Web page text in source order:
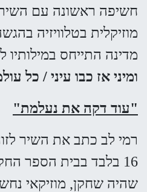
חשיפה ראשונה עם השיר
מוזיקלית בטלוויזיה
מדינה התייחס במילותיו
ומיני אז כבו עיני / כל
"עוד דקה את נעלמת"
רמי לב כתב את השיר
16 בלבד בבית הספר
שהיה שחקן, מוזיקאי